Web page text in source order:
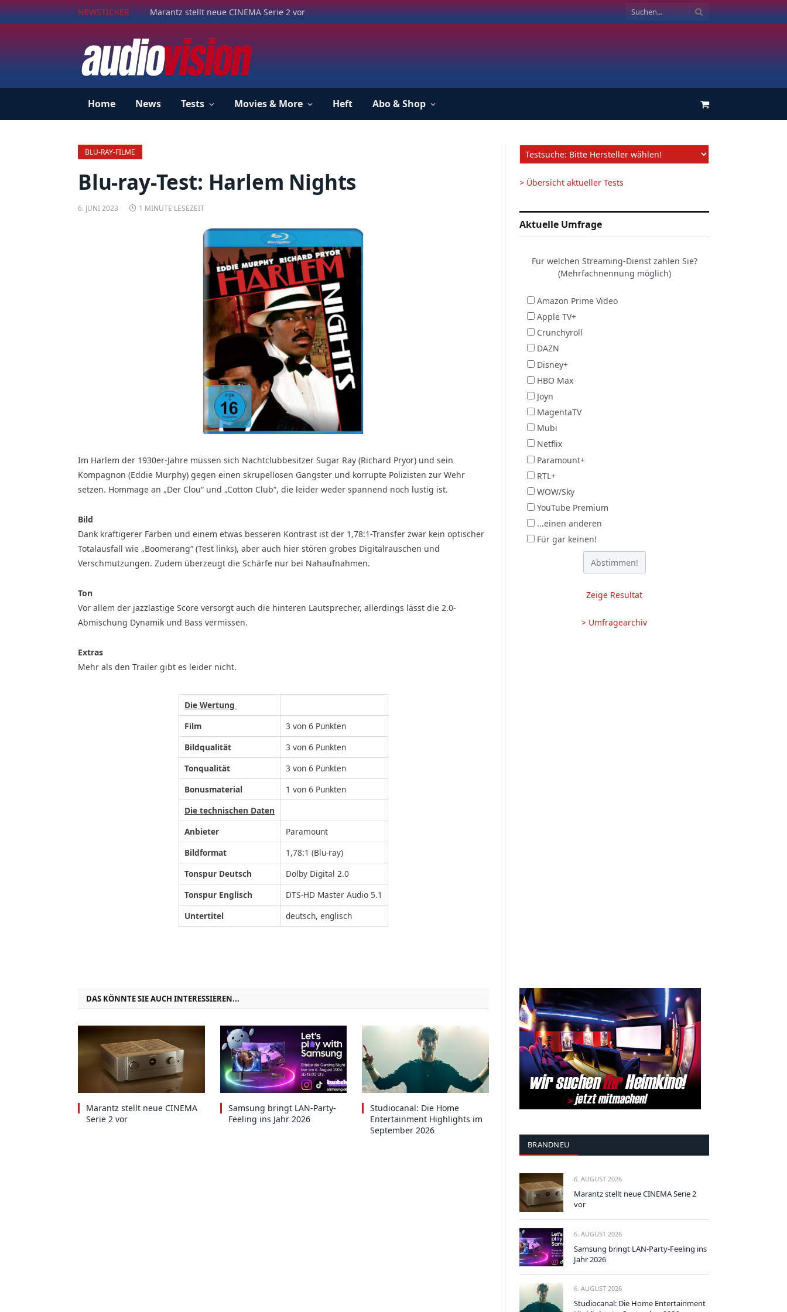
NEWSTICKER Marantz stellt neue CINEMA Serie 2 vor
Home News Tests Movies & More Heft Abo & Shop Einkaufswagen
BLU-RAY-FILME
Blu-ray-Test: Harlem Nights
6. JUNI 2023 1 MINUTE LESEZEIT
Im Harlem der 1930er-Jahre müssen sich Nachtclubbesitzer Sugar Ray (Richard Pryor) und sein
Kompagnon (Eddie Murphy) gegen einen skrupellosen Gangster und korrupte Polizisten zur Wehr
setzen. Hommage an „Der Clou“ und „Cotton Club“, die leider weder spannend noch lustig ist.
Bild
Dank kräftigerer Farben und einem etwas besseren Kontrast ist der 1,78:1-Transfer zwar kein optischer
Totalausfall wie „Boomerang“ (Test links), aber auch hier stören grobes Digitalrauschen und
Verschmutzungen. Zudem überzeugt die Schärfe nur bei Nahaufnahmen.
Ton
Vor allem der jazzlastige Score versorgt auch die hinteren Lautsprecher, allerdings lässt die 2.0-
Abmischung Dynamik und Bass vermissen.
Extras
Mehr als den Trailer gibt es leider nicht.
Die Wertung
Film
3 von 6 Punkten
Bildqualität
3 von 6 Punkten
Tonqualität
3 von 6 Punkten
Bonusmaterial
1 von 6 Punkten
Die technischen Daten
Anbieter
Paramount
Bildformat
1,78:1 (Blu-ray)
Tonspur Deutsch
Dolby Digital 2.0
Tonspur Englisch
DTS-HD Master Audio 5.1
Untertitel
deutsch, englisch
DAS KÖNNTE SIE AUCH INTERESSIEREN...
Marantz stellt neue CINEMA
Serie 2 vor
Samsung bringt LAN-Party-
Feeling ins Jahr 2026
Studiocanal: Die Home
Entertainment Highlights im
September 2026
> Übersicht aktueller Tests
Aktuelle Umfrage
Für welchen Streaming-Dienst zahlen Sie?
(Mehrfachnennung möglich)
Amazon Prime Video
Apple TV+
Crunchyroll
DAZN
Disney+
HBO Max
Joyn
MagentaTV
Mubi
Netflix
Paramount+
RTL+
WOW/Sky
YouTube Premium
...einen anderen
Für gar keinen!
Zeige Resultat
> Umfragearchiv
BRANDNEU
6. AUGUST 2026
Marantz stellt neue CINEMA Serie 2
vor
6. AUGUST 2026
Samsung bringt LAN-Party-Feeling ins
Jahr 2026
6. AUGUST 2026
Studiocanal: Die Home Entertainment